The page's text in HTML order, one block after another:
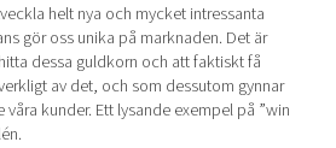
helt nya och mycket intressanta
gör oss unika på marknaden. Det är
dessa guldkorn och att faktiskt få
av det, och som dessutom gynnar
kunder. Ett lysande exempel på ”win